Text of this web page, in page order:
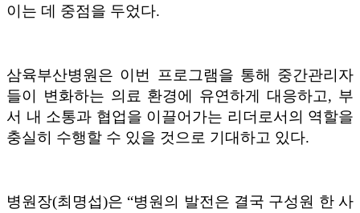
이는 데 중점을 두었다.
삼육부산병원은 이번 프로그램을 통해 중간관리자
들이 변화하는 의료 환경에 유연하게 대응하고, 부
서 내 소통과 협업을 이끌어가는 리더로서의 역할을
충실히 수행할 수 있을 것으로 기대하고 있다.
병원장(최명섭)은 “병원의 발전은 결국 구성원 한 사